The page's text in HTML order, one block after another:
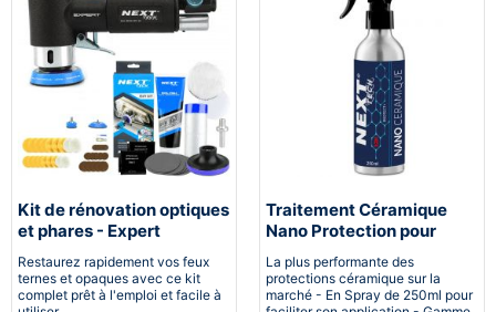
Kit de rénovation optiques
et phares - Expert
Restaurez rapidement vos feux
ternes et opaques avec ce kit
complet prêt à l'emploi et facile à
Traitement Céramique
Nano Protection pour
La plus performante des
protections céramique sur la
marché - En Spray de 250ml pour